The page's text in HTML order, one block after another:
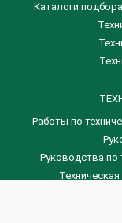
Каталоги
Работы по
Руководства по